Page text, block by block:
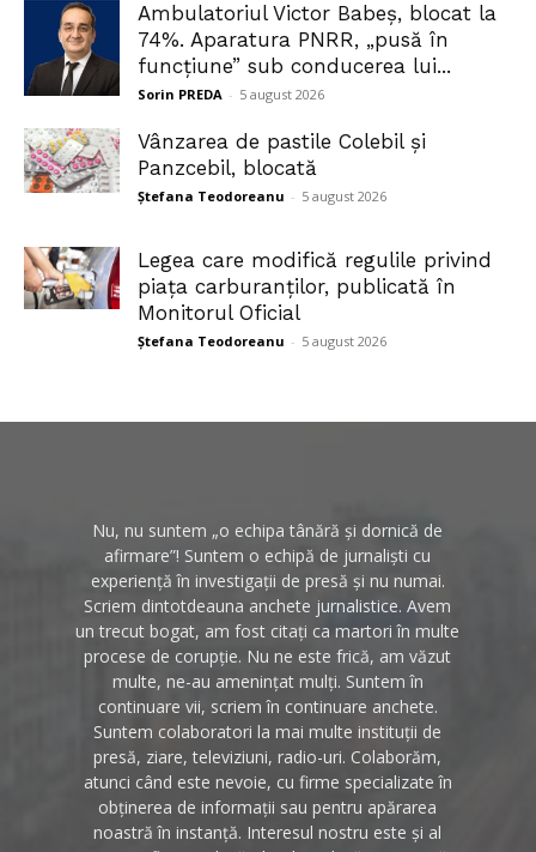
Ambulatoriul Victor Babeș, blocat la
74%. Aparatura PNRR, „pusă în
funcțiune” sub conducerea lui...
Sorin PREDA - 5 august 2026
Vânzarea de pastile Colebil și
Panzcebil, blocată
Ștefana Teodoreanu - 5 august 2026
Legea care modifică regulile privind
piața carburanților, publicată în
Monitorul Oficial
Ștefana Teodoreanu - 5 august 2026
Nu, nu suntem „o echipa tânără și dornică de
afirmare”! Suntem o echipă de jurnaliști cu
experiență în investigații de presă și nu numai.
Scriem dintotdeauna anchete jurnalistice. Avem
un trecut bogat, am fost citați ca martori în multe
procese de corupție. Nu ne este frică, am văzut
multe, ne-au amenințat mulți. Suntem în
continuare vii, scriem în continuare anchete.
Suntem colaboratori la mai multe instituții de
presă, ziare, televiziuni, radio-uri. Colaborăm,
atunci când este nevoie, cu firme specializate în
obținerea de informații sau pentru apărarea
noastră în instanță. Interesul nostru este și al